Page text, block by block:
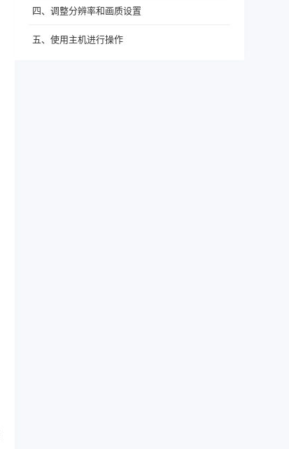
四、调整分辨率和画质设置
五、使用主机进行操作